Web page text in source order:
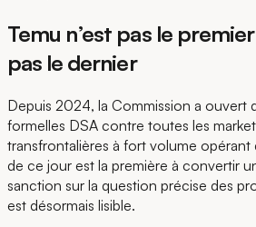
Temu n’est pas le
pas le dernier
Depuis 2024, la Commission a ouvert
formelles DSA contre toutes les
transfrontalières à fort volume opérant
de ce jour est la première à convertir
sanction sur la question précise des
est désormais lisible.